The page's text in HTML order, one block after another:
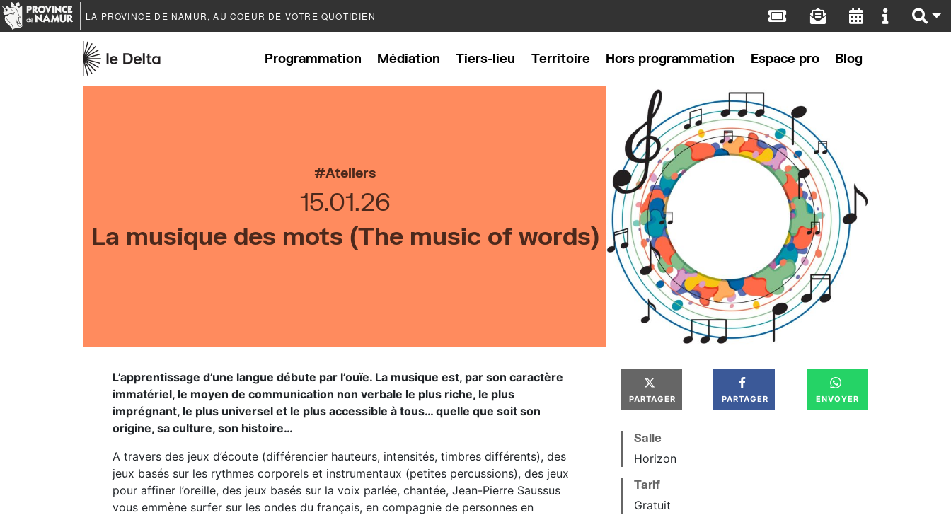
LA PROVINCE DE NAMUR, AU COEUR DE VOTRE QUOTIDIEN
Programmation Médiation Tiers-lieu Territoire Hors programmation Espace pro Blog
Ateliers
15.01.26
La musique des mots (The music of words)
L’apprentissage d’une langue débute par l’ouïe. La musique est, par son caractère
immatériel, le moyen de communication non verbale le plus riche, le plus
imprégnant, le plus universel et le plus accessible à tous… quelle que soit son
origine, sa culture, son histoire…
A travers des jeux d’écoute (différencier hauteurs, intensités, timbres différents), des
jeux basés sur les rythmes corporels et instrumentaux (petites percussions), des jeux
pour affiner l’oreille, des jeux basés sur la voix parlée, chantée, Jean-Pierre Saussus
vous emmène surfer sur les ondes du français, en compagnie de personnes en
PARTAGER PARTAGER ENVOYER
Salle
Horizon
Tarif
Gratuit